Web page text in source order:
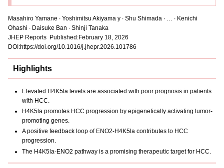
Masahiro Yamane ∙ Yoshimitsu Akiyama y ∙ Shu Shimada ∙ … ∙ Kenichi
Ohashi ∙ Daisuke Ban ∙ Shinji Tanaka
JHEP Reports Published:February 18, 2026
DOI:https://doi.org/10.1016/j.jhepr.2026.101786
Highlights
Elevated H4K5la levels are associated with poor prognosis in patients
with HCC.
H4K5la promotes HCC progression by epigenetically activating tumor-
promoting genes.
A positive feedback loop of ENO2-H4K5la contributes to HCC
progression.
The H4K5la-ENO2 pathway is a promising therapeutic target for HCC.